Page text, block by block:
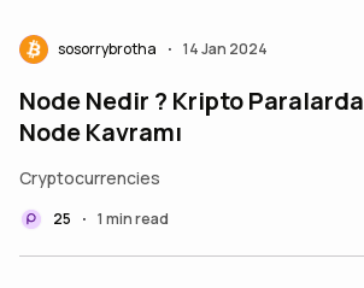
sosorrybrotha • 14 Jan 2024
Node Nedir ? Kripto Paralarda
Node Kavramı
Cryptocurrencies
25 • 1 min read